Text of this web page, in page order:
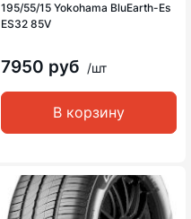
195/55/15 Yokohama BluEarth-Es
ES32 85V
7950 руб /шт
В корзину